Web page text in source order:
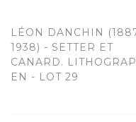
LÉON DANCHIN
1938) - SETTER ET
CANARD.
EN - LOT 29